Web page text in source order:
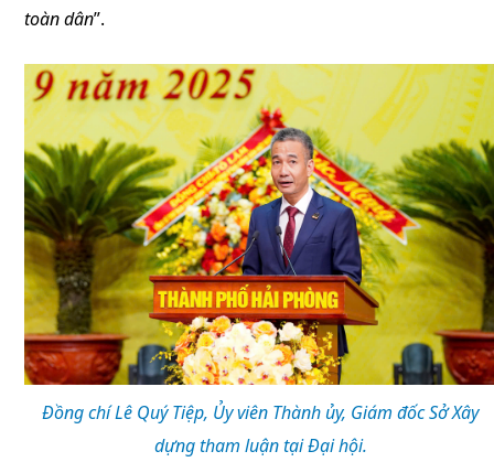
toàn dân”.
Đồng chí Lê Quý Tiệp, Ủy viên Thành ủy, Giám đốc Sở Xây
dựng tham luận tại Đại hội.